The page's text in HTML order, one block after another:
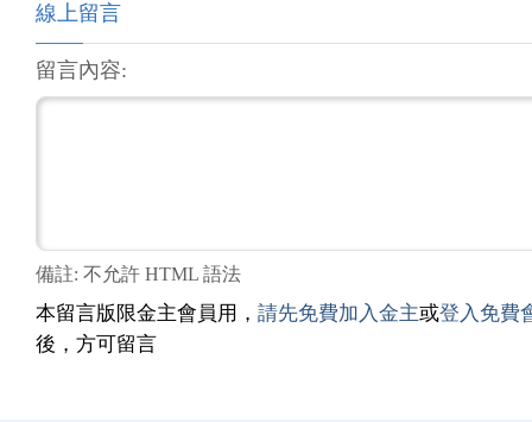
線上留言
留言內容:
備註: 不允許 HTML 語法
本留言版限金主會員用， 請先免費加入金主或登入免費
後，方可留言